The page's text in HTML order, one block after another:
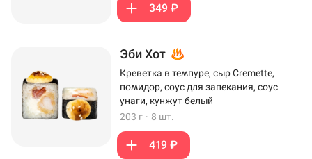
349 ₽
Эби Хот
Креветка в темпуре, сыр Cremette,
помидор, соус для запекания, соус
унаги, кунжут белый
203 г · 8 шт.
419 ₽